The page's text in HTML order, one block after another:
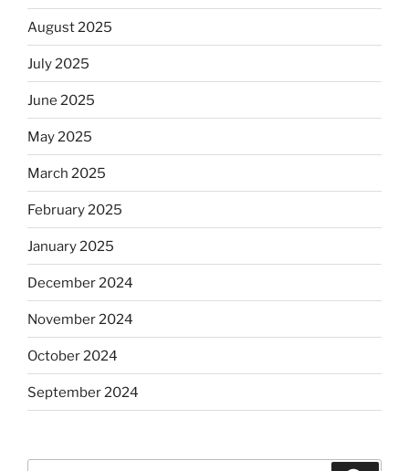
August 2025
July 2025
June 2025
May 2025
March 2025
February 2025
January 2025
December 2024
November 2024
October 2024
September 2024